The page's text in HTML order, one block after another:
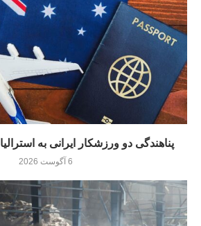
پناهندگی دو ورزشکار ایرانی به استرالیا ۲۰۲۶ خبرساز شد
6 آگوست 2026